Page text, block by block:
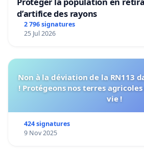
d’artifice des rayons
2 796 signatures
25 Jul 2026
Non à la déviation de la RN113
! Protégeons nos terres
vie !
424 signatures
9 Nov 2025